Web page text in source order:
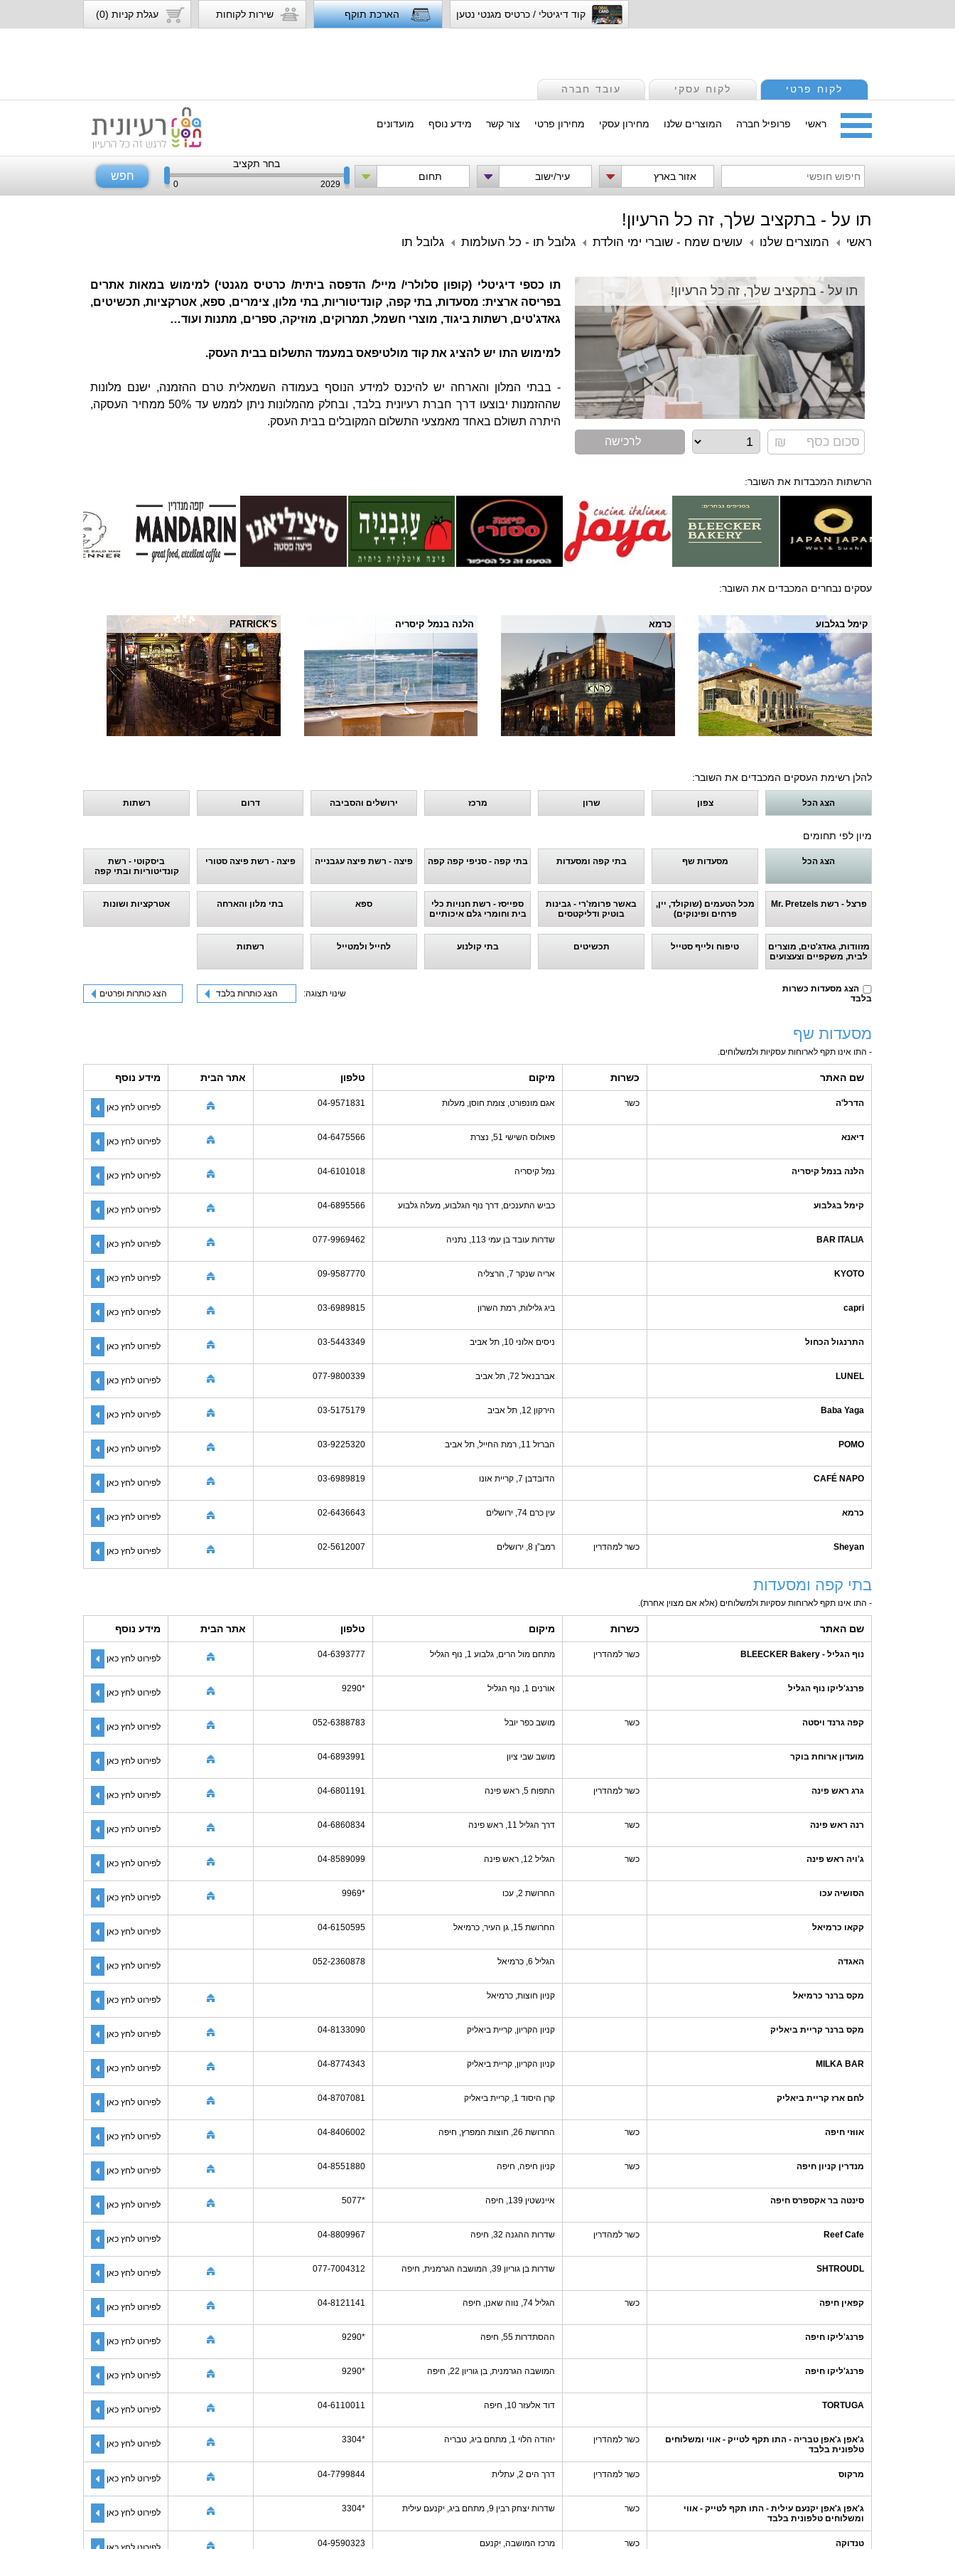
קוד דיגיטלי / כרטיס מגנטי נטען הארכת תוקף שירות לקוחות עגלת קניות (0)
לקוח פרטי לקוח עסקי עובד חברה
ראשי פרופיל חברה המוצרים שלנו מחירון עסקי מחירון פרטי צור קשר מידע נוסף מועדונים
אזור בארץ עיר/ישוב תחום
בחר תקציב
0 2029
חפש
תו על - בתקציב שלך, זה כל הרעיון!
ראשי המוצרים שלנו עושים שמח - שוברי ימי הולדת גלובל תו - כל העולמות גלובל תו
תו על - בתקציב שלך, זה כל הרעיון!
לרכישה
תו כספי דיגיטלי (קופון סלולרי/ מייל/ הדפסה ביתית/ כרטיס מגנטי) למימוש במאות אתרים
בפריסה ארצית: מסעדות, בתי קפה, קונדיטוריות, בתי מלון, צימרים, ספא, אטרקציות, תכשיטים,
גאדג'טים, רשתות ביגוד, מוצרי חשמל, תמרוקים, מוזיקה, ספרים, מתנות ועוד…
למימוש התו יש להציג את קוד מולטיפאס במעמד התשלום בבית העסק.
- בבתי המלון והארחה יש להיכנס למידע הנוסף בעמודה השמאלית טרם ההזמנה, ישנם מלונות
שההזמנות יבוצעו דרך חברת רעיונית בלבד, ובחלק מהמלונות ניתן לממש עד 50% ממחיר העסקה,
היתרה תשולם באחד מאמצעי התשלום המקובלים בבית העסק.
הרשתות המכבדות את השובר:
עסקים נבחרים המכבדים את השובר:
קימל בגלבוע כרמא הלנה בנמל קיסריה PATRICK'S
להלן רשימת העסקים המכבדים את השובר:
הצג הכל צפון שרון מרכז ירושלים והסביבה דרום רשתות
מיון לפי תחומים
הצג הכל מסעדות שף בתי קפה ומסעדות בתי קפה - סניפי קפה קפה פיצה - רשת פיצה עגבנייה פיצה - רשת פיצה סטורי
ביסקוטי - רשת
קונדיטוריות ובתי קפה
פרצל - רשת Mr. Pretzels
מכל הטעמים (שוקולד, יין,
פרחים ופינוקים)
באשר פרומז'רי - גבינות
בוטיק ודליקטסים
ספייסז - רשת חנויות כלי
בית וחומרי גלם איכותיים
ספא בתי מלון והארחה אטרקציות ושונות
מזוודות, גאדג'טים, מוצרים
לבית, משקפיים וצעצועים
טיפוח ולייף סטייל תכשיטים בתי קולנוע לחייל ולמטייל רשתות
הצג מסעדות כשרות
בלבד
שינוי תצוגה: הצג כותרות בלבד הצג כותרות ופרטים
מסעדות שף
- התו אינו תקף לארוחות עסקיות ולמשלוחים.
שם האתר כשרות מיקום טלפון אתר הבית מידע נוסף
הדרל'ה כשר אגם מונפורט, צומת חוסן, מעלות 04-9571831 לפירוט לחץ כאן
דיאנא פאולוס השישי 51, נצרת 04-6475566 לפירוט לחץ כאן
הלנה בנמל קיסריה נמל קיסריה 04-6101018 לפירוט לחץ כאן
קימל בגלבוע כביש התענכים, דרך נוף הגלבוע, מעלה גלבוע 04-6895566 לפירוט לחץ כאן
BAR ITALIA שדרות עובד בן עמי 113, נתניה 077-9969462 לפירוט לחץ כאן
KYOTO אריה שנקר 7, הרצליה 09-9587770 לפירוט לחץ כאן
capri ביג גלילות, רמת השרון 03-6989815 לפירוט לחץ כאן
התרנגול הכחול ניסים אלוני 10, תל אביב 03-5443349 לפירוט לחץ כאן
LUNEL אברבנאל 72, תל אביב 077-9800339 לפירוט לחץ כאן
Baba Yaga הירקון 12, תל אביב 03-5175179 לפירוט לחץ כאן
POMO הברזל 11, רמת החייל, תל אביב 03-9225320 לפירוט לחץ כאן
CAFÉ NAPO הדובדבן 7, קריית אונו 03-6989819 לפירוט לחץ כאן
כרמא עין כרם 74, ירושלים 02-6436643 לפירוט לחץ כאן
Sheyan כשר למהדרין רמב”ן 8, ירושלים 02-5612007 לפירוט לחץ כאן
בתי קפה ומסעדות
- התו אינו תקף לארוחות עסקיות ולמשלוחים (אלא אם מצוין אחרת).
שם האתר כשרות מיקום טלפון אתר הבית מידע נוסף
נוף הגליל - BLEECKER Bakery כשר למהדרין מתחם מול הרים, גלבוע 1, נוף הגליל 04-6393777 לפירוט לחץ כאן
פרנג'ליקו נוף הגליל אורנים 1, נוף הגליל *9290 לפירוט לחץ כאן
קפה גרנד ויסטה כשר מושב כפר יובל 052-6388783 לפירוט לחץ כאן
מועדון ארוחת בוקר מושב שבי ציון 04-6893991 לפירוט לחץ כאן
גרג ראש פינה כשר למהדרין התפוח 5, ראש פינה 04-6801191 לפירוט לחץ כאן
רנה ראש פינה כשר דרך הגליל 11, ראש פינה 04-6860834 לפירוט לחץ כאן
ג'ויה ראש פינה כשר הגליל 12, ראש פינה 04-8589099 לפירוט לחץ כאן
הסושיה עכו החרושת 2, עכו *9969 לפירוט לחץ כאן
קקאו כרמיאל החרושת 15, גן העיר, כרמיאל 04-6150595 לפירוט לחץ כאן
האגדה הגליל 6, כרמיאל 052-2360878 לפירוט לחץ כאן
מקס ברנר כרמיאל קניון חוצות, כרמיאל לפירוט לחץ כאן
מקס ברנר קריית ביאליק קניון הקריון, קריית ביאליק 04-8133090 לפירוט לחץ כאן
MILKA BAR קניון הקריון, קריית ביאליק 04-8774343 לפירוט לחץ כאן
לחם ארז קריית ביאליק קרן היסוד 1, קריית ביאליק 04-8707081 לפירוט לחץ כאן
אווזי חיפה כשר החרושת 26, חוצות המפרץ, חיפה 04-8406002 לפירוט לחץ כאן
מנדרין קניון חיפה כשר קניון חיפה, חיפה 04-8551880 לפירוט לחץ כאן
סינטה בר אקספרס חיפה איינשטין 139, חיפה *5077 לפירוט לחץ כאן
Reef Cafe כשר למהדרין שדרות ההגנה 32, חיפה 04-8809967 לפירוט לחץ כאן
SHTROUDL שדרות בן גוריון 39, המושבה הגרמנית, חיפה 077-7004312 לפירוט לחץ כאן
קפאין חיפה כשר הגליל 74, נווה שאנן, חיפה 04-8121141 לפירוט לחץ כאן
פרנג'ליקו חיפה ההסתדרות 55, חיפה *9290 לפירוט לחץ כאן
פרנג'ליקו חיפה המושבה הגרמנית, בן גוריון 22, חיפה *9290 לפירוט לחץ כאן
TORTUGA דוד אלעזר 10, חיפה 04-6110011 לפירוט לחץ כאן
ג'אפן ג'אפן טבריה - התו תקף לטייק - אווי ומשלוחים
טלפונית בלבד
כשר למהדרין יהודה הלוי 1, מתחם ביג, טבריה *3304 לפירוט לחץ כאן
מרקוס כשר למהדרין דרך הים 2, עתלית 04-7799844 לפירוט לחץ כאן
ג'אפן ג'אפן יקנעם עילית - התו תקף לטייק - אווי
ומשלוחים טלפונית בלבד
כשר שדרות יצחק רבין 9, מתחם ביג, יקנעם עילית *3304 לפירוט לחץ כאן
טנדוקה כשר מרכז המושבה, יקנעם 04-9590323